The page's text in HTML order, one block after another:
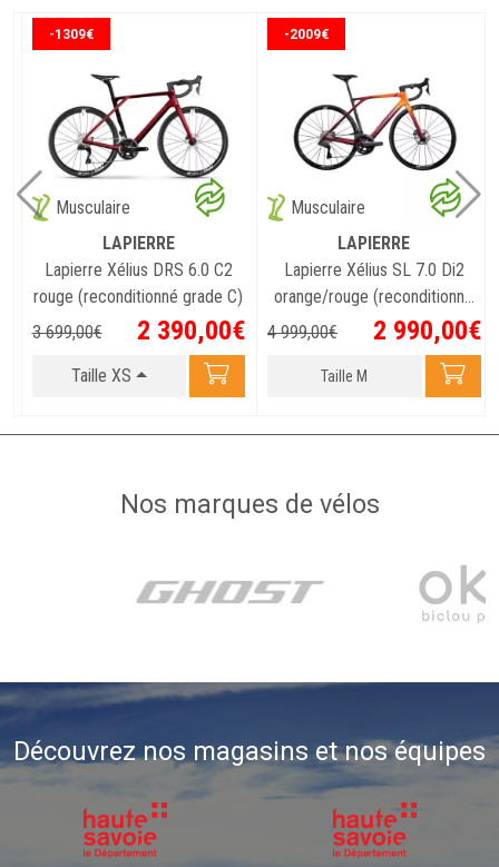
-1309€
Musculaire
LAPIERRE
Lapierre Xélius DRS 6.0 C2
rouge (reconditionné grade C)
3 699,00€ 2 390,00€
Taille XS
-2009€
Musculaire
LAPIERRE
Lapierre Xélius SL 7.0 Di2
orange/rouge (reconditionné
grade A)
4 999,00€ 2 990,00€
Taille M
Nos marques de vélos
Découvrez nos magasins et nos équipes